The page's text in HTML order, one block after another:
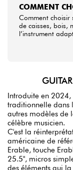
COMMENT
Comment choisir
de caisses, bois,
l’instrument
Introduite en 2024,
traditionnelle dans
autres modèles de
célèbre musicien.
C'est la
américaine de
Erable, touche
25.5", micros
des éléments qui